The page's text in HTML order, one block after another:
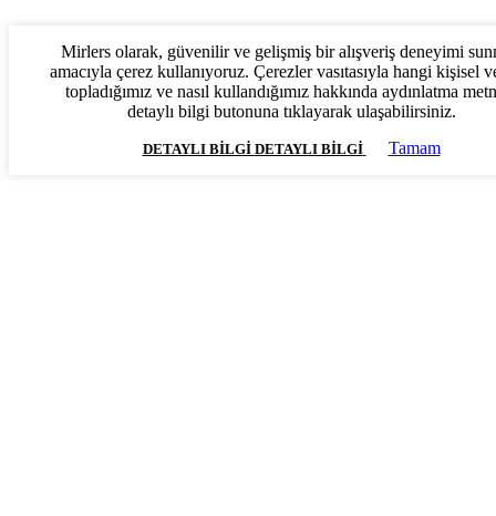
Mirlers olarak, güvenilir ve gelişmiş bir alışveriş deneyimi
amacıyla çerez kullanıyoruz. Çerezler vasıtasıyla hangi kişisel
topladığımız ve nasıl kullandığımız hakkında aydınlatma
detaylı bilgi butonuna tıklayarak ulaşabilirsiniz.
DETAYLI BILGI DETAYLI BILGI Tamam